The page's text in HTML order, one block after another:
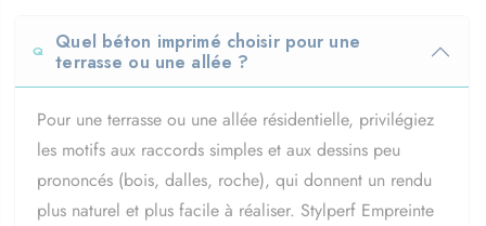
Quel béton imprimé choisir pour une
terrasse ou une allée ?
Pour une terrasse ou une allée résidentielle, privilégiez
les motifs aux raccords simples et aux dessins peu
prononcés (bois, dalles, roche), qui donnent un rendu
plus naturel et plus facile à réaliser. Stylperf Empreinte